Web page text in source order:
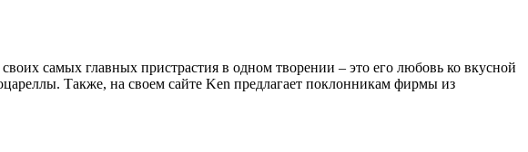
самых главных пристрастия в одном творении – это его любовь ко вкусной
Также, на своем сайте Ken предлагает поклонникам фирмы из